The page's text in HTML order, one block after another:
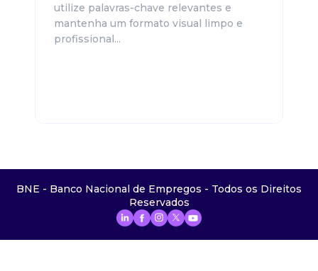
utilize palavras-chave relevantes e
mantenha um formato visual limpo e
profissional...
BNE - Banco Nacional de Empregos - Todos os Direitos
Reservados